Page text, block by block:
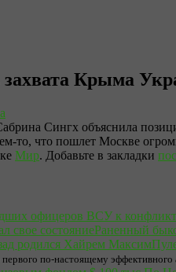
захвата Крыма
Сингх объяснила
то, что пошлет Москве
Мир. Добавьте в закладки
Раненный
по-настоящему